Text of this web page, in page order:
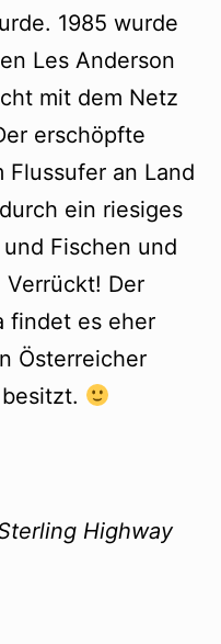
1985 wurde
Les Anderson
mit dem Netz
erschöpfte
Flussufer an Land
ein riesiges
Fischen und
Der
findet es eher
Österreicher
Highway